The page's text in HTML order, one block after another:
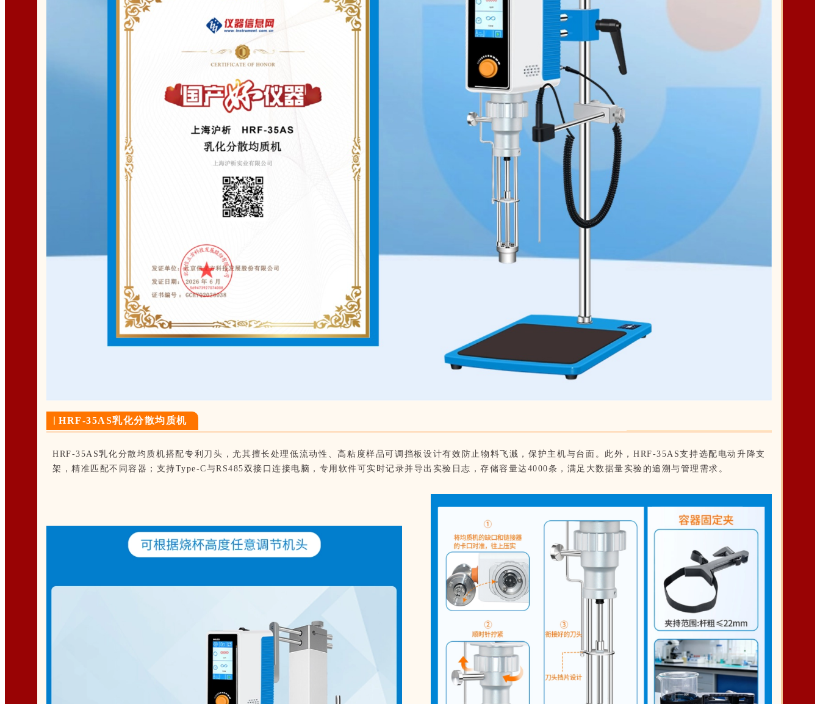
HRF-35AS乳化分散均质机
HRF-35AS乳化分散均质机搭配专利刀头 ，尤其擅长处理低流动性、高粘度样品可调挡板设计有效防止物料飞溅，保护主机与台面。 此外，HRF-35AS支持选配电动升降支
架，精准匹配不同容器；支持Type-C与RS485双接口连接电脑，专用软件可实时记录并导出实验日志，存储容量达 4000条，满足大数据量实验的追溯与管理需求。